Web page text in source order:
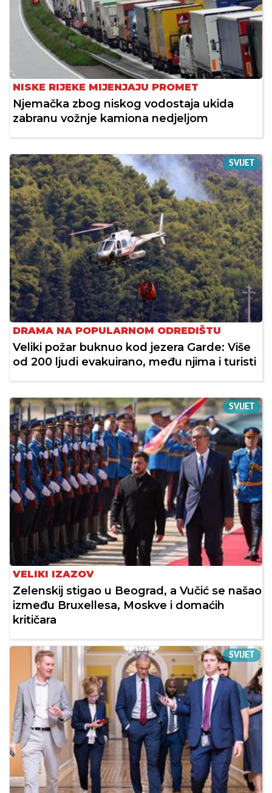
NISKE RIJEKE MIJENJAJU PROMET
Njemačka zbog niskog vodostaja ukida
zabranu vožnje kamiona nedjeljom
SVIJET
DRAMA NA POPULARNOM ODREDIŠTU
Veliki požar buknuo kod jezera Garde: Više
od 200 ljudi evakuirano, među njima i turisti
SVIJET
VELIKI IZAZOV
Zelenskij stigao u Beograd, a Vučić se našao
između Bruxellesa, Moskve i domaćih
kritičara
SVIJET